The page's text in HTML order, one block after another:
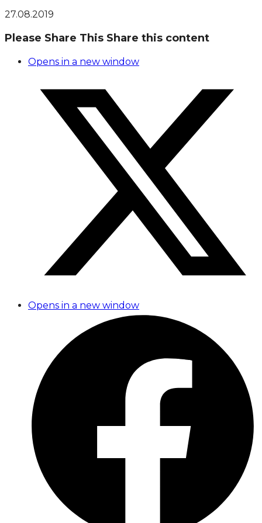
27.08.2019
Please Share This Share this content
Opens in a new window
Opens in a new window